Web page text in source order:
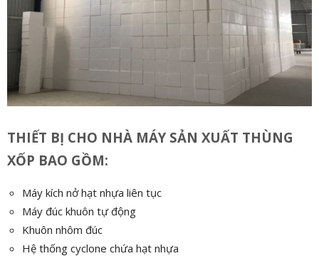
THIẾT BỊ CHO NHÀ MÁY SẢN XUẤT THÙNG
XỐP BAO GỒM:
Máy kích nở hạt nhựa liên tục
Máy đúc khuôn tự động
Khuôn nhôm đúc
Hệ thống cyclone chứa hạt nhựa